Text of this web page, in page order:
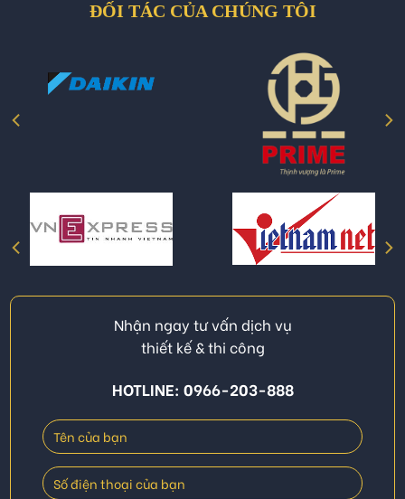
ĐỐI TÁC CỦA CHÚNG TÔI
Nhận ngay tư vấn dịch vụ
thiết kế & thi công
HOTLINE: 0966-203-888